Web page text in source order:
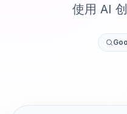
使用 AI